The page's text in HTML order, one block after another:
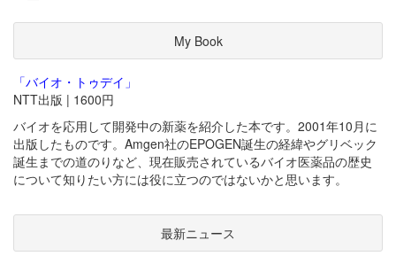
My Book
「バイオ・トゥデイ」
NTT出版 | 1600円
バイオを応用して開発中の新薬を紹介した本です。2001年10月に
出版したものです。Amgen社のEPOGEN誕生の経緯やグリベック
誕生までの道のりなど、現在販売されているバイオ医薬品の歴史
について知りたい方には役に立つのではないかと思います。
最新ニュース